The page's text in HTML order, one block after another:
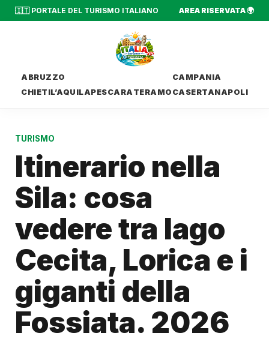
🇮🇹 PORTALE DEL TURISMO ITALIANO AREA RISERVATA 🌍
ABRUZZO
CHIETIL’AQUILAPESCARA TERAMO
CAMPANIA
CASERTANAPOLI
TURISMO
Itinerario nella
Sila: cosa
vedere tra lago
Cecita, Lorica e i
giganti della
Fossiata. 2026